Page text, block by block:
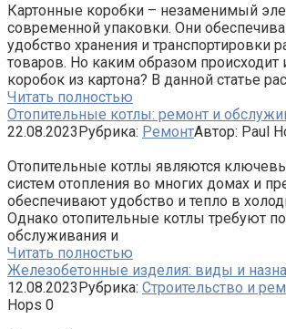
Картонные коробки – незаменимый
современной упаковки. Они
удобство хранения и транспортировки
товаров. Но каким образом происходит
коробок из картона? В данной статье
Читать полностью
Отопительные котлы: ремонт и
22.08.2023Рубрика: РемонтАвтор: Paul
Отопительные котлы являются
систем отопления во многих домах и
обеспечивают удобство и тепло в
Однако отопительные котлы требуют
обслуживания и
Читать полностью
Железобетонные изделия: виды и
12.08.2023Рубрика: Строительство и
Hops 0